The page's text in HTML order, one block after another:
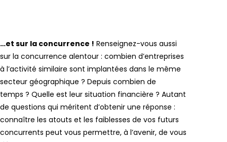
…et sur la concurrence ! Renseignez-vous aussi
sur la concurrence alentour : combien d’entreprises
à l’activité similaire sont implantées dans le même
secteur géographique ? Depuis combien de
temps ? Quelle est leur situation financière ? Autant
de questions qui méritent d’obtenir une réponse :
connaître les atouts et les faiblesses de vos futurs
concurrents peut vous permettre, à l’avenir, de vous